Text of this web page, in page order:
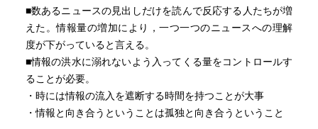
■数あるニュースの見出しだけを読んで反応する人たちが増
えた。情報量の増加により，一つ一つのニュースへの理解
度が下がっていると言える。
■情報の洪水に溺れないよう入ってくる量をコントロールす
ることが必要。
・時には情報の流入を遮断する時間を持つことが大事
・情報と向き合うということは孤独と向き合うということ